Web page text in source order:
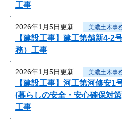
工事
2026年1月5日更新 美濃土木事
【建設工事】建工第舗新4-
務）工事
2026年1月5日更新 美濃土木事
【建設工事】河工第河修安1
(暮らしの安全・安心確保対
工事